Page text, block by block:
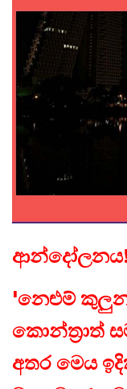
ආන්දෝලනය!
'නෙළුම්
කොන්ත්‍රාත්
අතර මෙය